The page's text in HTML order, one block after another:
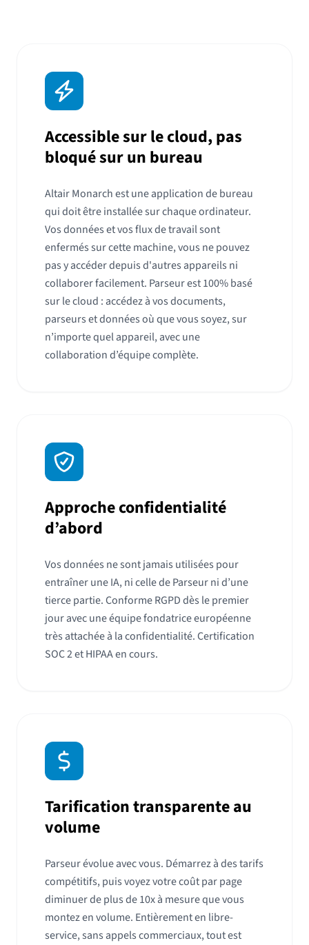
Accessible sur le cloud, pas
bloqué sur un bureau
Altair Monarch est une application de bureau
qui doit être installée sur chaque ordinateur.
Vos données et vos flux de travail sont
enfermés sur cette machine, vous ne pouvez
pas y accéder depuis d'autres appareils ni
collaborer facilement. Parseur est 100% basé
sur le cloud : accédez à vos documents,
parseurs et données où que vous soyez, sur
n’importe quel appareil, avec une
collaboration d’équipe complète.
Approche confidentialité
d’abord
Vos données ne sont jamais utilisées pour
entraîner une IA, ni celle de Parseur ni d’une
tierce partie. Conforme RGPD dès le premier
jour avec une équipe fondatrice européenne
très attachée à la confidentialité. Certification
SOC 2 et HIPAA en cours.
Tarification transparente au
volume
Parseur évolue avec vous. Démarrez à des tarifs
compétitifs, puis voyez votre coût par page
diminuer de plus de 10x à mesure que vous
montez en volume. Entièrement en libre-
service, sans appels commerciaux, tout est